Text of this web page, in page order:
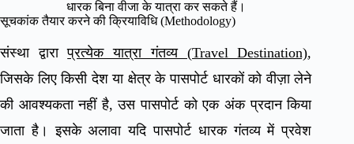
धारक बिना वीजा के यात्रा कर सकते हैं।
सूचकांक तैयार करने की क्रियाविधि (Methodology)
संस्था द्वाराप्रत्येक यात्रा गंतव्य (Travel Destination),
जिसके लिए किसी देश या क्षेत्र के पासपोर्ट धारकों को वीज़ा लेने
की आवश्यकता नहीं है, उस पासपोर्ट को एक अंक प्रदान किया
जाता है। इसके अलावा यदि पासपोर्ट धारक गंतव्य में प्रवेश